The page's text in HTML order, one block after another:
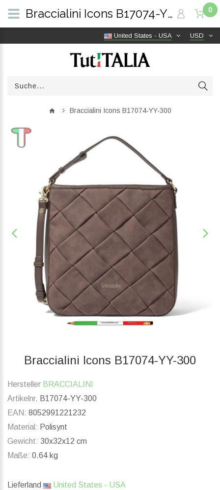
USD
United States - USA
0
Braccialini Icons B17074-YY-300
Braccialini Icons B17074-YY-300
Hersteller BRACCIALINI
Artikelnr. B17074-YY-300
EAN: 8052991221232
Material: Polisynt
Gewicht: 30x32x12 cm
Maße: 0.64 kg
Lieferland United States - USA
Braccialini Icons B17074-YY-300 | TutITALIA